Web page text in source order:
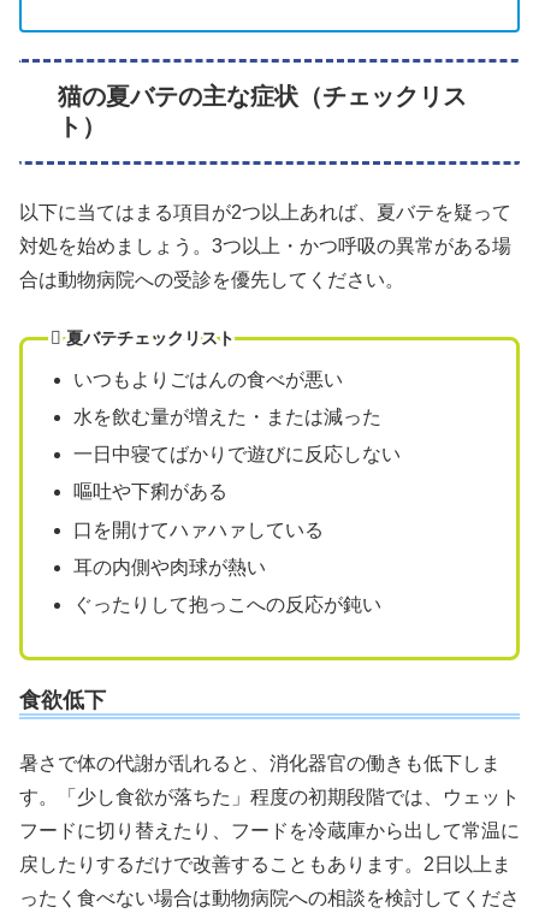
猫の夏バテの主な症状（チェックリス
ト）
以下に当てはまる項目が2つ以上あれば、夏バテを疑って
対処を始めましょう。3つ以上・かつ呼吸の異常がある場
合は動物病院への受診を優先してください。
夏バテチェックリスト
いつもよりごはんの食べが悪い
水を飲む量が増えた・または減った
一日中寝てばかりで遊びに反応しない
嘔吐や下痢がある
口を開けてハァハァしている
耳の内側や肉球が熱い
ぐったりして抱っこへの反応が鈍い
食欲低下
暑さで体の代謝が乱れると、消化器官の働きも低下しま
す。「少し食欲が落ちた」程度の初期段階では、ウェット
フードに切り替えたり、フードを冷蔵庫から出して常温に
戻したりするだけで改善することもあります。2日以上ま
ったく食べない場合は動物病院への相談を検討してくださ